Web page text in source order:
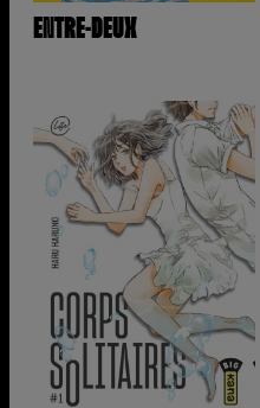
ENTRE-DEUX